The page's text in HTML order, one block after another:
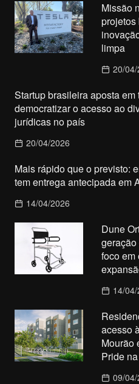
Missão
limpa
20/
Startup brasileira aposta
democratizar o acesso ao
jurídicas no país
20/04/2026
Mais rápido que o previsto:
tem entrega antecipada em
14/04/2026
Dune
foco
14/
acesso
Mourão
Pride
09/